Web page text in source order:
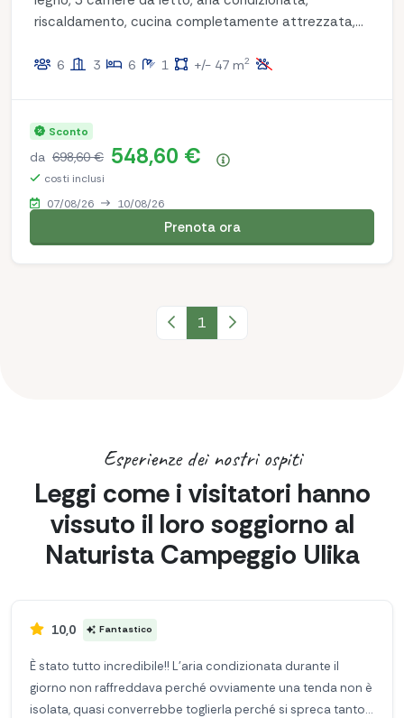
riscaldamento, cucina completamente attrezzata,
e la comodità durante il vostro soggiorno!
6 3 6 1 +/- 47 m2
Sconto
da 698,60 € 548,60 €
costi inclusi
07/08/26
10/08/26
Prenota ora
Pagina precedente
1 Pagina successiva
Esperienze dei nostri ospiti
Leggi come i visitatori hanno
vissuto il loro soggiorno al
Naturista Campeggio Ulika
10,0 Fantastico
È stato tutto incredibile!! L’aria condizionata durante il
giorno non raffreddava perché ovviamente una tenda non è
isolata, quasi converrebbe toglierla perché si spreca tanto